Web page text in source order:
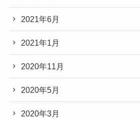
2021年6月
2021年1月
2020年11月
2020年5月
2020年3月